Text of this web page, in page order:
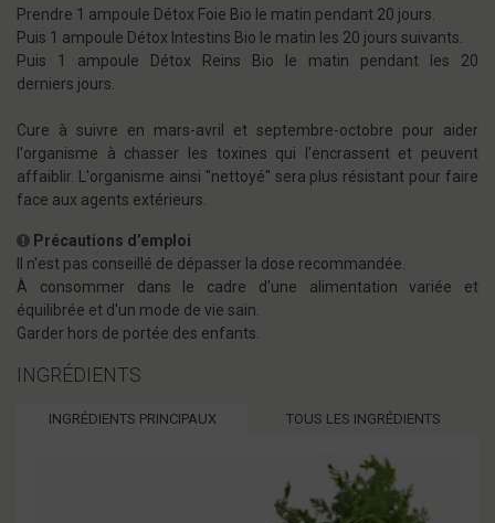
Prendre 1 ampoule Détox Foie Bio le matin pendant 20 jours.
Puis 1 ampoule Détox Intestins Bio le matin les 20 jours suivants.
Puis 1 ampoule Détox Reins Bio le matin pendant les 20
derniers jours.
Cure à suivre en mars-avril et septembre-octobre pour aider
l'organisme à chasser les toxines qui l'encrassent et peuvent
affaiblir. L'organisme ainsi "nettoyé" sera plus résistant pour faire
face aux agents extérieurs.
Précautions d’emploi
Il n'est pas conseillé de dépasser la dose recommandée.
À consommer dans le cadre d'une alimentation variée et
équilibrée et d'un mode de vie sain.
Garder hors de portée des enfants.
INGRÉDIENTS
INGRÉDIENTS PRINCIPAUX TOUS LES INGRÉDIENTS